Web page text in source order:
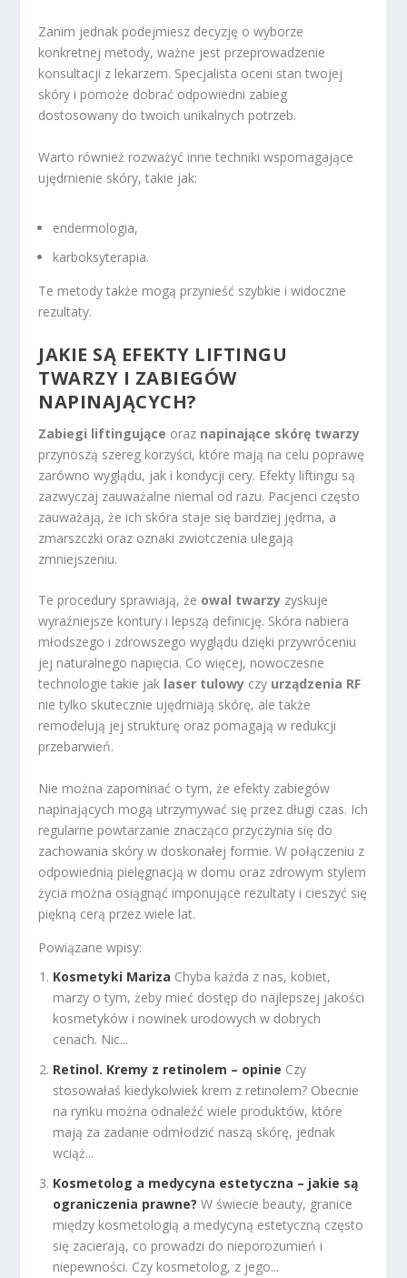
Zanim jednak podejmiesz decyzję o wyborze
konkretnej metody, ważne jest przeprowadzenie
konsultacji z lekarzem. Specjalista oceni stan twojej
skóry i pomoże dobrać odpowiedni zabieg
dostosowany do twoich unikalnych potrzeb.
Warto również rozważyć inne techniki wspomagające
ujędrnienie skóry, takie jak:
endermologia,
karboksyterapia.
Te metody także mogą przynieść szybkie i widoczne
rezultaty.
JAKIE SĄ EFEKTY LIFTINGU
TWARZY I ZABIEGÓW
NAPINAJĄCYCH?
Zabiegi liftingujące oraz napinające skórę twarzy
przynoszą szereg korzyści, które mają na celu poprawę
zarówno wyglądu, jak i kondycji cery. Efekty liftingu są
zazwyczaj zauważalne niemal od razu. Pacjenci często
zauważają, że ich skóra staje się bardziej jędrna, a
zmarszczki oraz oznaki zwiotczenia ulegają
zmniejszeniu.
Te procedury sprawiają, że owal twarzy zyskuje
wyraźniejsze kontury i lepszą definicję. Skóra nabiera
młodszego i zdrowszego wyglądu dzięki przywróceniu
jej naturalnego napięcia. Co więcej, nowoczesne
technologie takie jak laser tulowy czy urządzenia RF
nie tylko skutecznie ujędrniają skórę, ale także
remodelują jej strukturę oraz pomagają w redukcji
przebarwień.
Nie można zapominać o tym, że efekty zabiegów
napinających mogą utrzymywać się przez długi czas. Ich
regularne powtarzanie znacząco przyczynia się do
zachowania skóry w doskonałej formie. W połączeniu z
odpowiednią pielęgnacją w domu oraz zdrowym stylem
życia można osiągnąć imponujące rezultaty i cieszyć się
piękną cerą przez wiele lat.
Powiązane wpisy:
Kosmetyki Mariza Chyba każda z nas, kobiet,
marzy o tym, żeby mieć dostęp do najlepszej jakości
kosmetyków i nowinek urodowych w dobrych
cenach. Nic...
Retinol. Kremy z retinolem – opinie Czy
stosowałaś kiedykolwiek krem z retinolem? Obecnie
na rynku można odnaleźć wiele produktów, które
mają za zadanie odmłodzić naszą skórę, jednak
wciąż...
Kosmetolog a medycyna estetyczna – jakie są
ograniczenia prawne? W świecie beauty, granice
między kosmetologią a medycyną estetyczną często
się zacierają, co prowadzi do nieporozumień i
niepewności. Czy kosmetolog, z jego...